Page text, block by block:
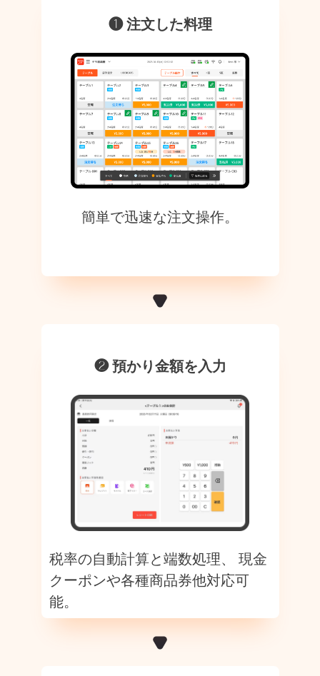
❶ 注文した料理
簡単で迅速な注文操作。
❷ 預かり金額を入力
税率の自動計算と端数処理、 現金
クーポンや各種商品券他対応可
能。